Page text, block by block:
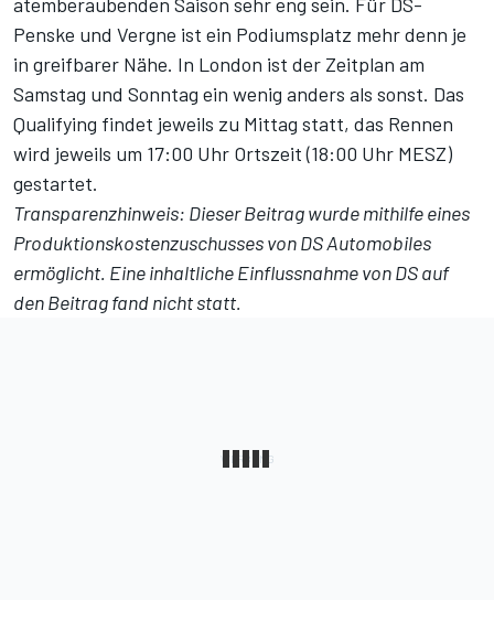
Penske und Vergne ist ein Podiumsplatz mehr denn je
in greifbarer Nähe. In London ist der Zeitplan am
Samstag und Sonntag ein wenig anders als sonst. Das
Qualifying findet jeweils zu Mittag statt, das Rennen
wird jeweils um 17:00 Uhr Ortszeit (18:00 Uhr MESZ)
gestartet.
Transparenzhinweis: Dieser Beitrag wurde mithilfe eines
Produktionskostenzuschusses von DS Automobiles
ermöglicht. Eine inhaltliche Einflussnahme von DS auf
den Beitrag fand nicht statt.